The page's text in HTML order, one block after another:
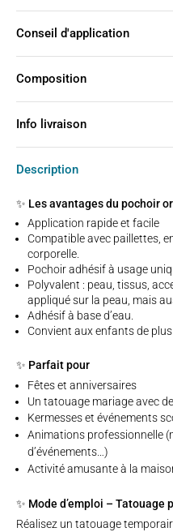
Conseil d'application
Composition
Info livraison
Description
✨ Les avantages du pochoir
Application rapide et facile
Compatible avec paillettes,
corporelle.
Pochoir adhésif à usage
Polyvalent : peau, tissus,
appliqué sur la peau, mais
Adhésif à base d’eau.
Convient aux enfants de
✨ Parfait pour
Fêtes et anniversaires
Un tatouage mariage avec
Kermesses et événements
Animations professionnelle
d’événements…)
Activité amusante à la
✨ Mode d’emploi – Tatouage
Réalisez un tatouage